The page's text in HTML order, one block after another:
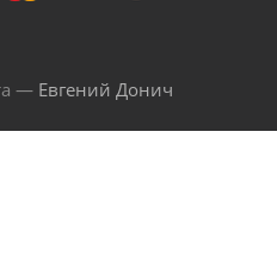
— Евгений Донич